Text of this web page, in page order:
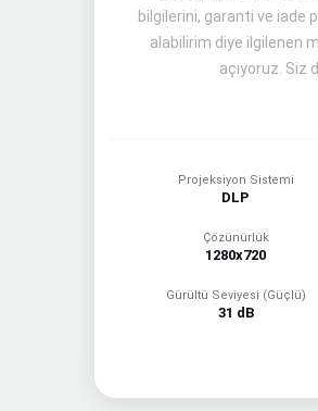
bilgilerini, garanti ve iade
alabilirim diye ilgilenen
açıyoruz. Siz
Projeksiyon Sistemi
DLP
Çözünürlük
1280x720
Gürültü Seviyesi (Güçlü)
31 dB